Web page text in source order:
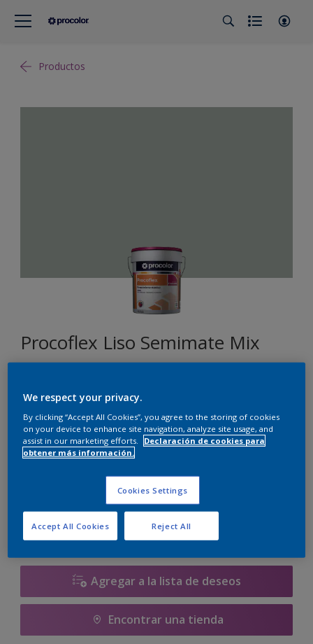
Productos
Procoflex Liso Semimate Mix
Tamaño
Calculadora de pintura
Calcular
Agregar a la lista de deseos
Encontrar una tienda
We respect your privacy.
By clicking “Accept All Cookies”, you agree to the storing of cookies
on your device to enhance site navigation, analyze site usage, and
assist in our marketing efforts.
Declaración de cookies para
obtener más información.
Cookies Settings
Reject All
Accept All Cookies